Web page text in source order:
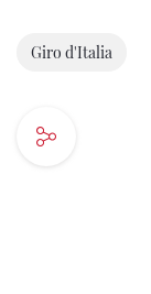
Giro d'Italia